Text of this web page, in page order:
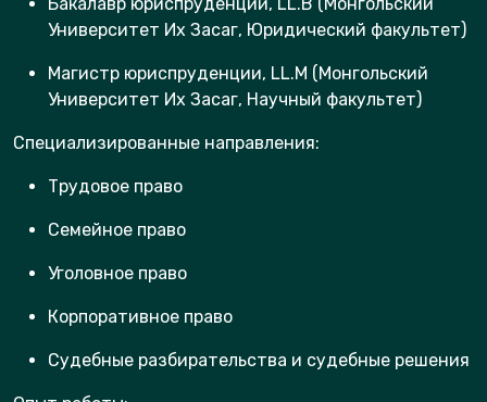
Университет Их Засаг, Юридический факультет)
Магистр юриспруденции, LL.M (Монгольский
Университет Их Засаг, Научный факультет)
Специализированные направления:
Трудовое право
Семейное право
Уголовное право
Корпоративное право
Судебные разбирательства и судебные решения